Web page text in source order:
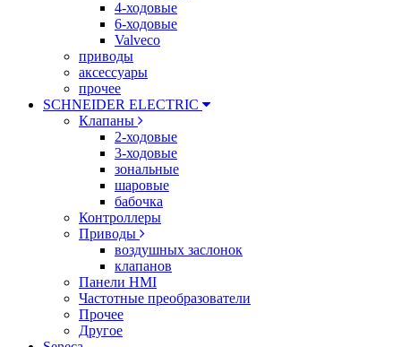
4-ходовые
6-ходовые
Valveco
приводы
аксессуары
прочее
SCHNEIDER ELECTRIC
Клапаны
2-ходовые
3-ходовые
зональные
шаровые
бабочка
Контроллеры
Приводы
воздушных заслонок
клапанов
Панели HMI
Частотные преобразователи
Прочее
Другое